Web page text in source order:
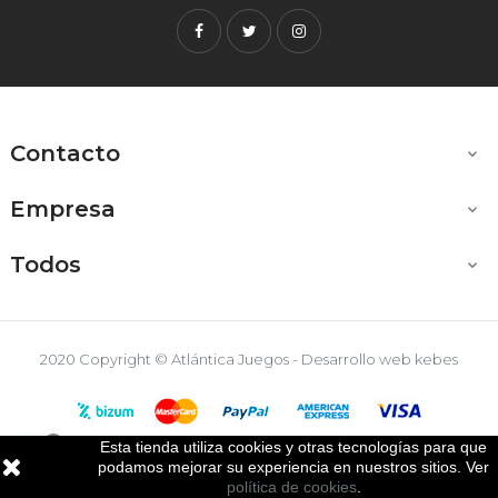
FacebookTwitterInstagram
Contacto 
Empresa 
Todos 
Esta tienda utiliza cookies y otras tecnologías para que
podamos mejorar su experiencia en nuestros sitios. Ver
política de cookies.
2020 Copyright © Atlántica Juegos - Desarrollo web kebes